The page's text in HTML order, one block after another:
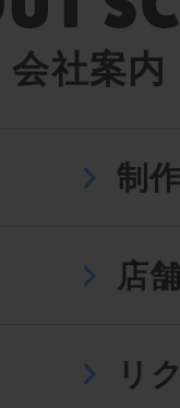
会社案内
制
店
リ